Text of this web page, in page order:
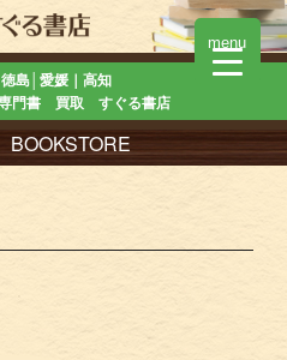
島│愛媛｜高知
専門書 買取 すぐる書店
menu